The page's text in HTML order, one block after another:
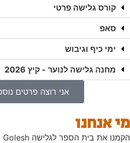
קורס גלישה פרטי
סאפ
ימי כיף וגיבוש
מחנה גלישה לנוער - קיץ 2026
אני רוצה פרטים
מי אנחנו